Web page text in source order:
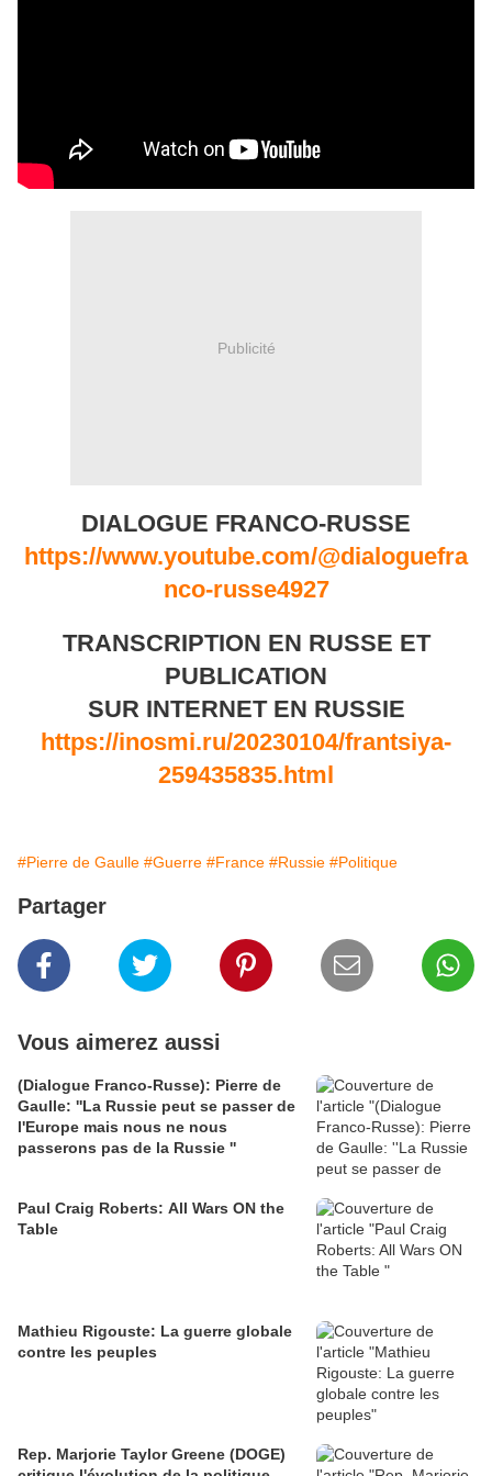
Publicité
DIALOGUE FRANCO-RUSSE
https://www.youtube.com/@dialoguefra
nco-russe4927
TRANSCRIPTION EN RUSSE ET
PUBLICATION
SUR INTERNET EN RUSSIE
https://inosmi.ru/20230104/frantsiya-
259435835.html
#Pierre de Gaulle #Guerre #France #Russie #Politique
Partager
Vous aimerez aussi
(Dialogue Franco-Russe): Pierre de
Gaulle: ''La Russie peut se passer de
l'Europe mais nous ne nous
passerons pas de la Russie ''
Paul Craig Roberts: All Wars ON the
Table
Mathieu Rigouste: La guerre globale
contre les peuples
Rep. Marjorie Taylor Greene (DOGE)